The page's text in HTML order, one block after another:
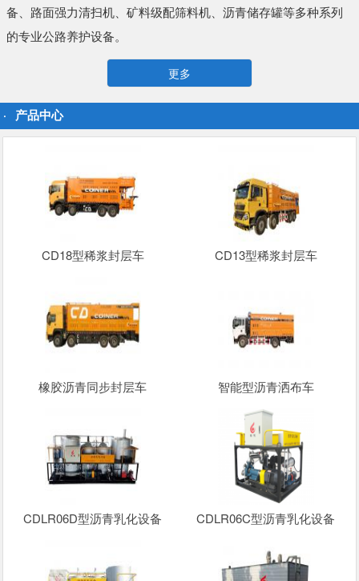
备、路面强力清扫机、矿料级配筛料机、沥青储存罐等多种系列
的专业公路养护设备。
更多
产品中心
CD18型稀浆封层车 CD13型稀浆封层车
橡胶沥青同步封层车 智能型沥青洒布车
CDLR06D型沥青乳化设备 CDLR06C型沥青乳化设备